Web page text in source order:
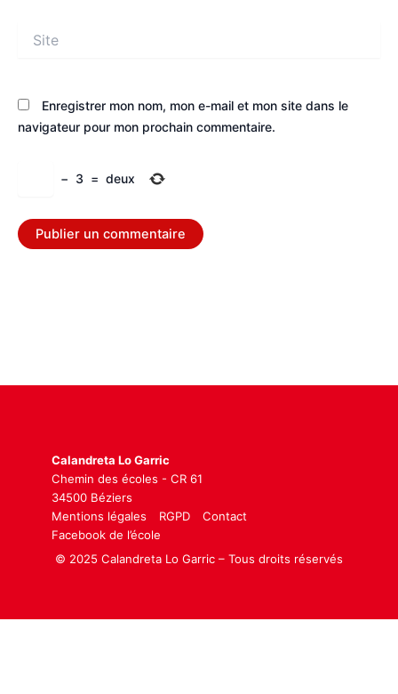
Enregistrer mon nom, mon e-mail et mon site dans le
navigateur pour mon prochain commentaire.
− 3 = deux
Calandreta Lo Garric
Chemin des écoles - CR 61
34500 Béziers
Mentions légales
RGPD
Contact
Facebook de l’école
© 2025 Calandreta Lo Garric – Tous droits réservés